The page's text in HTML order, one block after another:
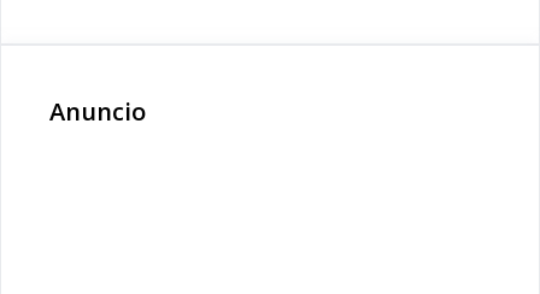
Anuncio